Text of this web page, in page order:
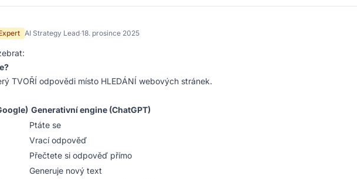
AI Strategy Lead·18. prosince 2025
TVOŘÍ odpovědi místo HLEDÁNÍ webových stránek.
Generativní engine (ChatGPT)
Ptáte se
Vrací odpověď
Přečtete si odpověď přímo
Generuje nový text